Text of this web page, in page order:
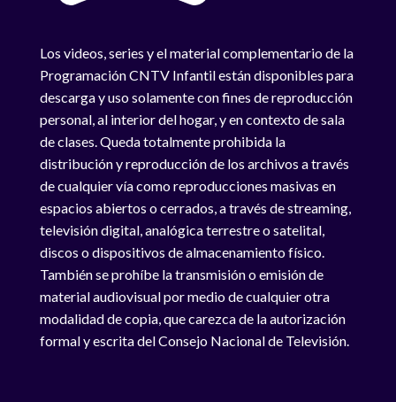
Los videos, series y el material complementario de la
Programación CNTV Infantil están disponibles para
descarga y uso solamente con fines de reproducción
personal, al interior del hogar, y en contexto de sala
de clases. Queda totalmente prohibida la
distribución y reproducción de los archivos a través
de cualquier vía como reproducciones masivas en
espacios abiertos o cerrados, a través de streaming,
televisión digital, analógica terrestre o satelital,
discos o dispositivos de almacenamiento físico.
También se prohíbe la transmisión o emisión de
material audiovisual por medio de cualquier otra
modalidad de copia, que carezca de la autorización
formal y escrita del Consejo Nacional de Televisión.